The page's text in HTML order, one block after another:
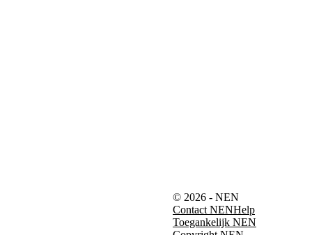
© 2026 - NEN
Contact NENHelp
Toegankelijk NEN